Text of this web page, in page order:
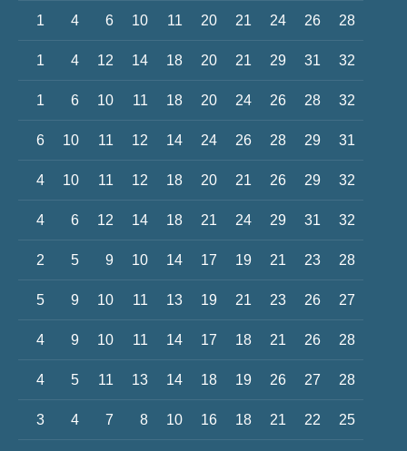
1 4 6 10 11 20 21 24 26 28
1 4 12 14 18 20 21 29 31 32
1 6 10 11 18 20 24 26 28 32
6 10 11 12 14 24 26 28 29 31
4 10 11 12 18 20 21 26 29 32
4 6 12 14 18 21 24 29 31 32
2 5 9 10 14 17 19 21 23 28
5 9 10 11 13 19 21 23 26 27
4 9 10 11 14 17 18 21 26 28
4 5 11 13 14 18 19 26 27 28
3 4 7 8 10 16 18 21 22 25